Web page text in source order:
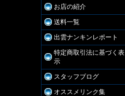
お店の紹介
送料一覧
出雲ナンキンレポート
特定商取引法に基づく表
示
スタッフブログ
オススメリンク集